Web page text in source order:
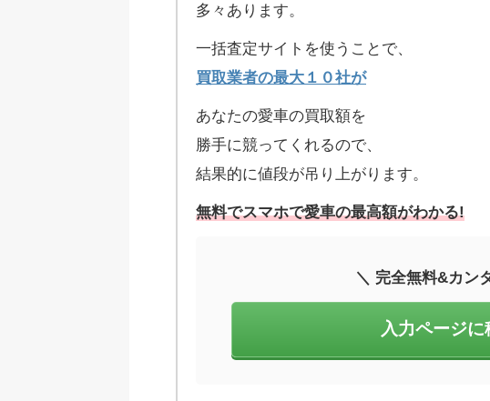
多々あります。
一括査定サイトを使うことで、
買取業者の最大１０社が
あなたの愛車の買取額を
勝手に競ってくれるので、
結果的に値段が吊り上がります。
無料でスマホで愛車の最高額がわかる!
＼ 完全無料&カン
入力ページに